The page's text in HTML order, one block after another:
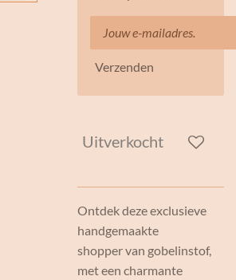
Verzenden
Uitverkocht
Ontdek deze exclusieve
handgemaakte
shopper van gobelinstof,
met een charmante